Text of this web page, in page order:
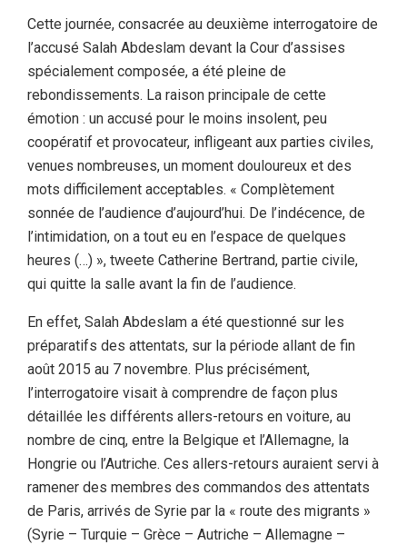
Cette journée, consacrée au deuxième interrogatoire de
l’accusé Salah Abdeslam devant la Cour d’assises
spécialement composée, a été pleine de
rebondissements. La raison principale de cette
émotion : un accusé pour le moins insolent, peu
coopératif et provocateur, infligeant aux parties civiles,
venues nombreuses, un moment douloureux et des
mots difficilement acceptables. « Complètement
sonnée de l’audience d’aujourd’hui. De l’indécence, de
l’intimidation, on a tout eu en l’espace de quelques
heures (…) », tweete Catherine Bertrand, partie civile,
qui quitte la salle avant la fin de l’audience.
En effet, Salah Abdeslam a été questionné sur les
préparatifs des attentats, sur la période allant de fin
août 2015 au 7 novembre. Plus précisément,
l’interrogatoire visait à comprendre de façon plus
détaillée les différents allers-retours en voiture, au
nombre de cinq, entre la Belgique et l’Allemagne, la
Hongrie ou l’Autriche. Ces allers-retours auraient servi à
ramener des membres des commandos des attentats
de Paris, arrivés de Syrie par la « route des migrants »
(Syrie – Turquie – Grèce – Autriche – Allemagne –